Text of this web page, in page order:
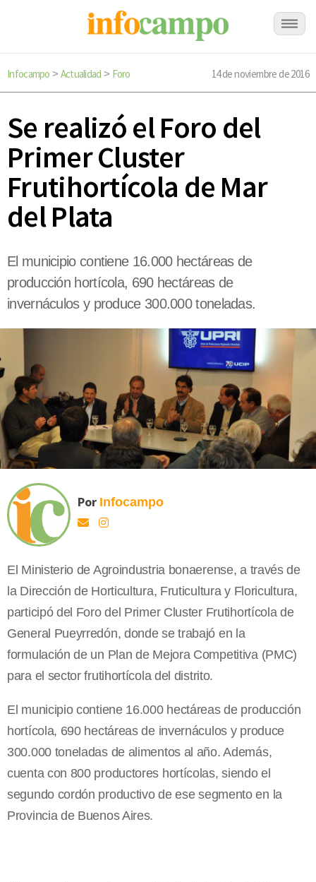
Infocampo > Actualidad > Foro 14 de noviembre de 2016
Se realizó el Foro del
Primer Cluster
Frutihortícola de Mar
del Plata
El municipio contiene 16.000 hectáreas de
producción hortícola, 690 hectáreas de
invernáculos y produce 300.000 toneladas.
Por Infocampo
El Ministerio de Agroindustria bonaerense, a través de
la Dirección de Horticultura, Fruticultura y Floricultura,
participó del Foro del Primer Cluster Frutihortícola de
General Pueyrredón, donde se trabajó en la
formulación de un Plan de Mejora Competitiva (PMC)
para el sector frutihortícola del distrito.
El municipio contiene 16.000 hectáreas de producción
hortícola, 690 hectáreas de invernáculos y produce
300.000 toneladas de alimentos al año. Además,
cuenta con 800 productores hortícolas, siendo el
segundo cordón productivo de ese segmento en la
Provincia de Buenos Aires.